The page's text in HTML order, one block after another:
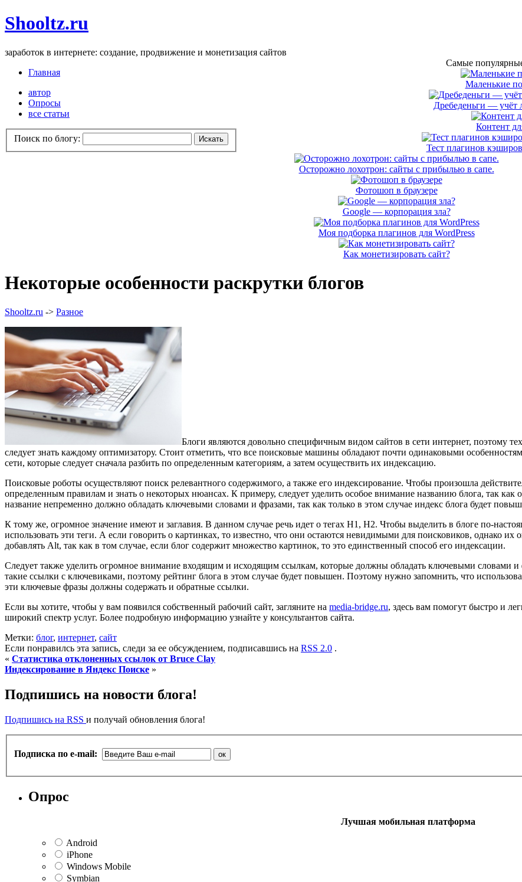
Shooltz.ru
заработок в интернете: создание, продвижение и монетизация сайтов
Главная
автор
Опросы
все статьи
Поиск по блогу:
Самые
Маленькие
Дребеденьги — учёт
Контент
Тест плагинов
Осторожно лохотрон: сайты с прибылью в сапе.
Фотошоп в браузере
Google — корпорация зла?
Моя подборка плагинов для WordPress
Как монетизировать сайт?
Некоторые особенности раскрутки блогов
Shooltz.ru -> Разное
Блоги являются довольно специфичным видом сайтов в сети интернет, поэтому
следует знать каждому оптимизатору. Стоит отметить, что все поисковые машины обладают почти одинаковыми
сети, которые следует сначала разбить по определенным категориям, а затем осуществить их индексацию.
Поисковые роботы осуществляют поиск релевантного содержимого, а также его индексирование. Чтобы произошла
определенным правилам и знать о некоторых нюансах. К примеру, следует уделить особое внимание названию блога, так
название непременно должно обладать ключевыми словами и фразами, так как только в этом случае индекс блога будет
К тому же, огромное значение имеют и заглавия. В данном случае речь идет о тегах H1, H2. Чтобы выделить в блоге по-
использовать эти теги. А если говорить о картинках, то известно, что они остаются невидимыми для поисковиков, однако
добавлять Alt, так как в том случае, если блог содержит множество картинок, то это единственный способ его индексации.
Следует также уделить огромное внимание входящим и исходящим ссылкам, которые должны обладать ключевыми словами
такие ссылки с ключевиками, поэтому рейтинг блога в этом случае будет повышен. Поэтому нужно запомнить, что
эти ключевые фразы должны содержать и обратные ссылки.
Если вы хотите, чтобы у вам появился собственный рабочий сайт, загляните на media-bridge.ru, здесь вам помогут быстро и
широкий спектр услуг. Более подробную информацию узнайте у консультантов сайта.
Метки: блог, интернет, сайт
Если понравилсь эта запись, следи за ее обсуждением, подписавшись на RSS 2.0 .
« Статистика отклоненных ссылок от Bruce Clay
Индексирование в Яндекс Поиске »
Подпишись на новости блога!
Подпишись на RSS и получай обновления блога!
Подписка по e-mail:
Опрос
Лучшая мобильная платформа
Android
iPhone
Windows Mobile
Symbian